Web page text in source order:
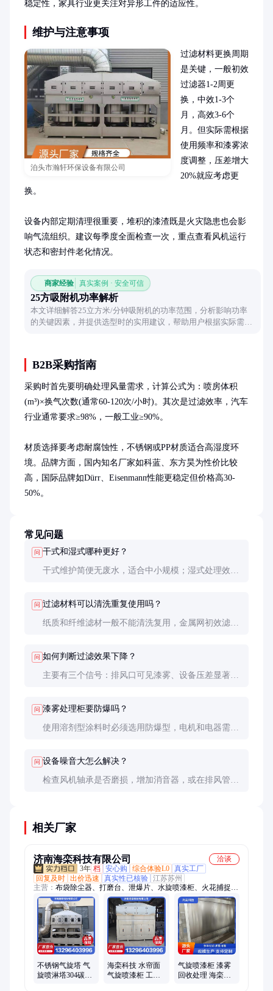
稳定性，家具行业更关注对异形工件的适应性。
维护与注意事项
泊头市瀚轩环保设备有限公司
过滤材料更换周期
是关键，一般初效
过滤器1-2周更
换，中效1-3个
月，高效3-6个
月。但实际需根据
使用频率和漆雾浓
度调整，压差增大
20%就应考虑更
换。
设备内部定期清理很重要，堆积的漆渣既是火灾隐患也会影
响气流组织。建议每季度全面检查一次，重点查看风机运行
状态和密封件老化情况。
商家经验 真实案例 · 安全可信
25方吸附机功率解析
本文详细解答25立方米/分钟吸附机的功率范围，分析影响功率
的关键因素，并提供选型时的实用建议，帮助用户根据实际需求
B2B采购指南
采购时首先要明确处理风量需求，计算公式为：喷房体积
(m³)×换气次数(通常60-120次/小时)。其次是过滤效率，汽车
行业通常要求≥98%，一般工业≥90%。
材质选择要考虑耐腐蚀性，不锈钢或PP材质适合高湿度环
境。品牌方面，国内知名厂家如科蓝、东方昊为性价比较
高，国际品牌如Dürr、Eisenmann性能更稳定但价格高30-
50%。
常见问题
问 干式和湿式哪种更好？
干式维护简便无废水，适合中小规模；湿式处理效率
问 过滤材料可以清洗重复使用吗？
纸质和纤维滤材一般不能清洗复用，金属网初效滤材
问 如何判断过滤效果下降？
主要有三个信号：排风口可见漆雾、设备压差显著降
问 漆雾处理柜要防爆吗？
使用溶剂型涂料时必须选用防爆型，电机和电器需符
问 设备噪音大怎么解决？
检查风机轴承是否磨损，增加消音器，或在排风管加
相关厂家
济南海栾科技有限公司
洽谈
3年 档 安心购 综合体验L0 真实工厂
回复及时 出价迅速 真实性已核验 江苏苏州
主营： 布袋除尘器、打磨台、泄爆片、水旋喷漆柜、火花捕捉
器、湿式文丘里除尘器、火花探测器、无焰泄爆装置、移动伸缩
房、喷淋塔
不锈钢气旋塔 气
旋喷淋塔304碳钢
海栾科技 水帘面
气旋喷漆柜 工厂
气旋喷漆柜 漆雾
回收处理 海栾科